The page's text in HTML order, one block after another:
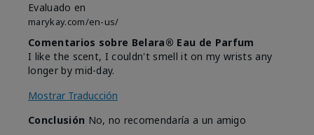
Evaluado en
marykay.com/en-us/
Comentarios sobre Belara® Eau de Parfum
I like the scent, I couldn't smell it on my wrists any
longer by mid-day.
Mostrar Traducción
Conclusión No, no recomendaría a un amigo